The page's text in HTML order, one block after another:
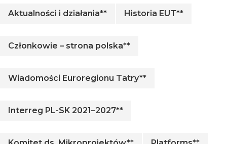
Aktualności i działania** Historia EUT**
Członkowie – strona polska**
Wiadomości Euroregionu Tatry**
Interreg PL-SK 2021–2027**